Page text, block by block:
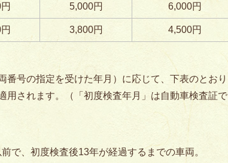
5,000円 6,000円
3,800円 4,500円
番号の指定を受けた年月）に応じて、下表のとおり
用されます。（「初度検査年月」は自動車検査証で
で、初度検査後13年が経過するまでの車両。